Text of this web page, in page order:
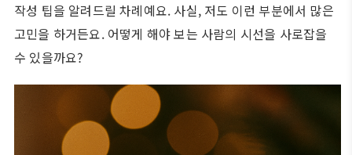
작성 팁을 알려드릴 차례예요. 사실, 저도 이런 부분에서 많은
고민을 하거든요. 어떻게 해야 보는 사람의 시선을 사로잡을
수 있을까요?